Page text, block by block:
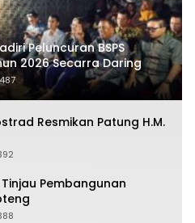
Peluncuran BSPS
2026 Secarra Daring
487
Resmikan Patung H.M.
Pembangunan